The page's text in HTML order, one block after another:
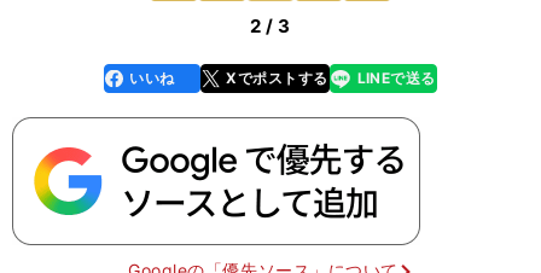
2 / 3
faceboo
k
いいね Xでポストする
line LINEで送る